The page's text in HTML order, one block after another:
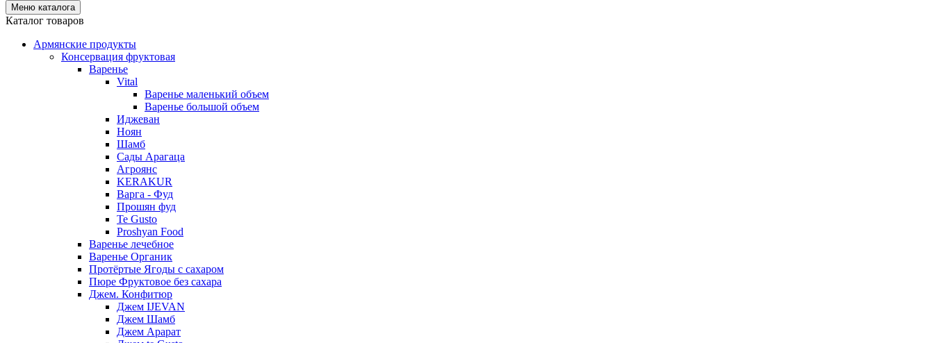
Меню каталога
Каталог товаров
Армянские продукты
Консервация фруктовая
Варенье
Vital
Варенье маленький объем
Варенье большой объем
Иджеван
Ноян
Шамб
Сады Арагаца
Агроянс
KERAKUR
Варга - Фуд
Прошян фуд
Te Gusto
Proshyan Food
Варенье лечебное
Варенье Органик
Протёртые Ягоды с сахаром
Пюре Фруктовое без сахара
Джем. Конфитюр
Джем IJEVAN
Джем Шамб
Джем Арарат